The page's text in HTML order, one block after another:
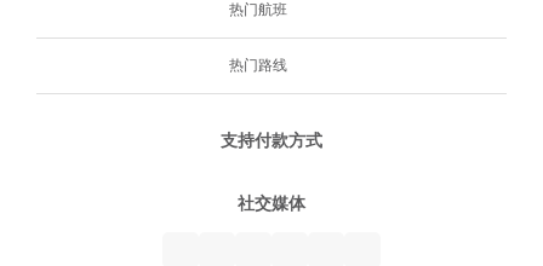
热门航班
热门路线
支持付款方式
社交媒体